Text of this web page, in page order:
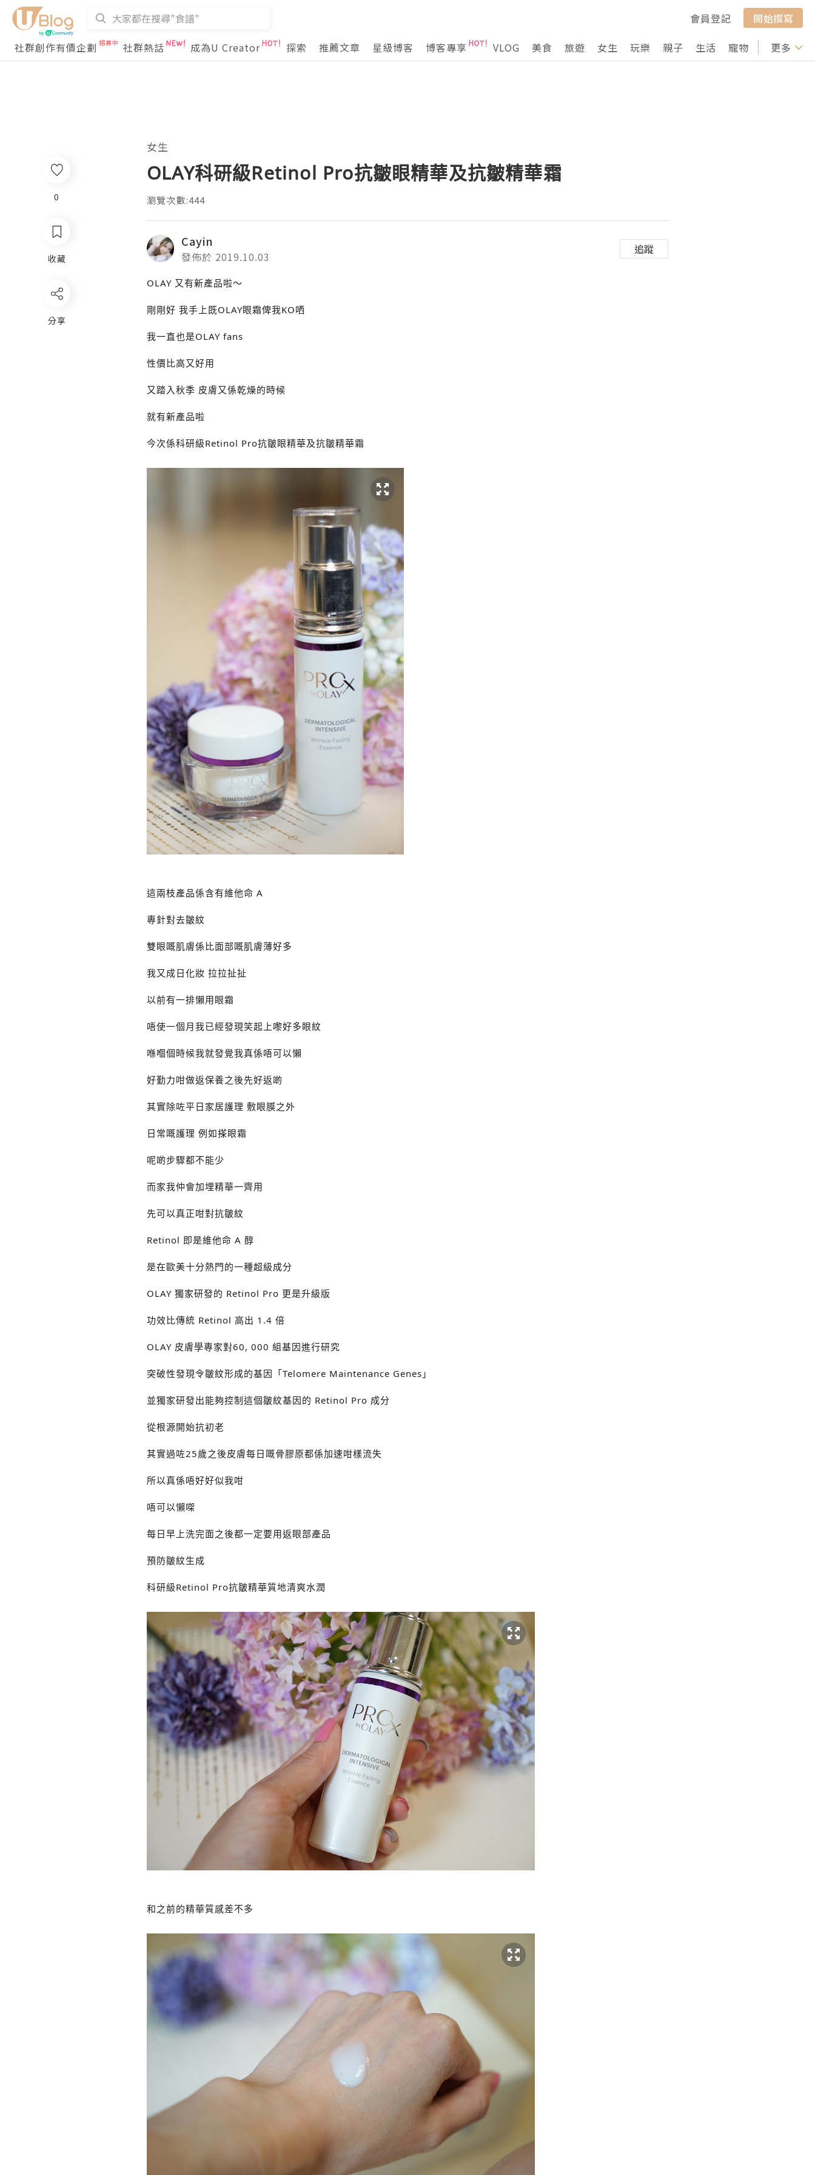
會員登記
開始撰寫
社群創作有價企劃
社群熱話 成為U Creator 探索 推薦文章 星級博客 博客專享 VLOG 美食 旅遊 女生 玩樂 親子 生活 寵物 行山 打卡
更多
0
收藏
分享
女生
OLAY科研級Retinol Pro抗皺眼精華及抗皺精華霜
瀏覽次數:444
Cayin
發佈於 2019.10.03
追蹤
OLAY 又有新產品啦～
剛剛好 我手上既OLAY眼霜俾我KO哂
我一直也是OLAY fans
性價比高又好用
又踏入秋季 皮膚又係乾燥的時候
就有新產品啦
今次係科研級Retinol Pro抗皺眼精華及抗皺精華霜
這兩枝產品係含有維他命‭ A ‬
‭專針對去皺紋‬
雙眼嘅肌膚係比面部嘅肌膚薄好多
我又成日化妝 拉拉扯扯
以前有一排懶用眼霜
唔使一個月我已經發現笑起上嚟好多眼紋
喺嗰個時候我就發覺我真係唔可以懶
好勤力咁做返保養之後先好返啲
其實除咗平日家居護理 敷眼膜之外
日常嘅護理 例如搽眼霜
呢啲步驟都不能少
而家我仲會加埋精華一齊用
先可以真正咁對抗皺紋
‭Retinol ‬即是維他命‭ A ‬醇
是在‭歐美十分熱門的一種‬超級成分
OLAY‭ 獨家研發的 ‬Retinol Pro‭ 更是升級版‬
‭功效比傳統 Retinol 高出 1.4 倍‬
OLAY‭ 皮膚學專家對‬60, 000‭ 組基因進行研究‬
‭突破性發現令皺紋形成的基因「Telomere Maintenance Genes」‬
‭並獨‬家研發出能夠‭控制這個皺紋基因‬的‭ Retinol Pro 成分‬
‭從根源開始抗初老‬
其實過咗25歲之後皮膚每日嘅骨膠原都係加速咁樣流失
所以真係唔好好似我咁
唔可以懶㗎
每日早上洗完面之後都一定要用返眼部產品
預防皺紋生成
科研級Retinol Pro抗皺精華質地清爽水潤
和之前的精華質感差不多